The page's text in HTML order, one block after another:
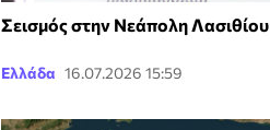
Σεισμός στην Νεάπολη Λασιθίου
Ελλάδα 16.07.2026 15:59